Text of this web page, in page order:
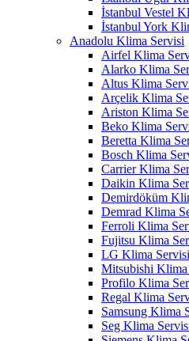
İstanbul Vestel
İstanbul York
Anadolu Klima Servisi
Airfel Klima
Alarko Klima
Altus Klima
Arçelik Klima
Ariston Klima
Beko Klima
Beretta Klima
Bosch Klima
Carrier Klima
Daikin Klima
Demirdöküm
Demrad Klima
Ferroli Klima
Fujitsu Klima
LG Klima Servisi
Mitsubishi Klima
Profilo Klima
Regal Klima
Samsung Klima
Seg Klima